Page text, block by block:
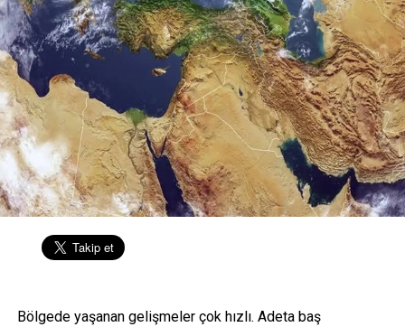
Bölgede yaşanan gelişmeler çok hızlı. Adeta baş